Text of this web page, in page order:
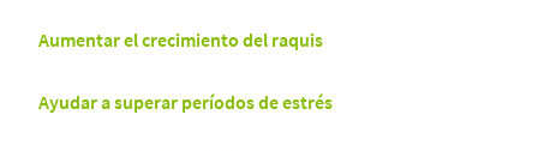
Aumentar el crecimiento del raquis
Ayudar a superar períodos de estrés